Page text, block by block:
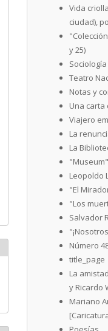
Vida
ciudad),
y 25)
Sociología
Teatro
Notas y
Una carta
Viajero
La
La
"Museum"
Leopoldo
"El
"Los
Salvador
Número
title_page
La
y Ricardo
Mariano